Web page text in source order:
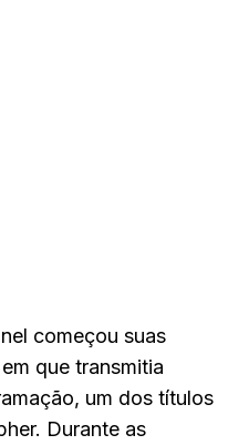
começou suas
que transmitia
um dos títulos
Durante as